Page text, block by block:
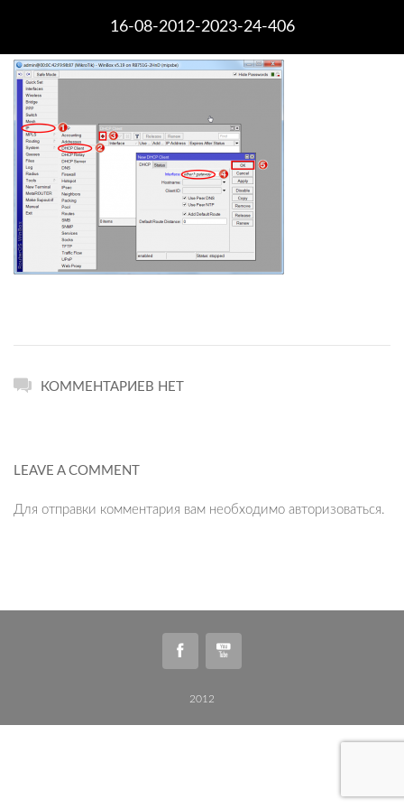
16-08-2012-2023-24-406
КОММЕНТАРИЕВ НЕТ
LEAVE A COMMENT
Для отправки комментария вам необходимо авторизоваться.
2012